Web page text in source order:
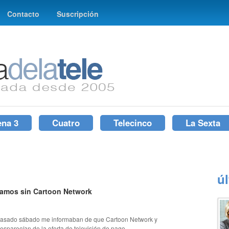
Contacto Suscripción
3 Cuatro Telecinco La Sexta
sin Cartoon Network
sábado me informaban de que Cartoon Network y